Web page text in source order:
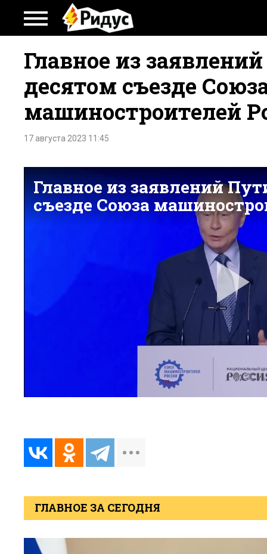
Главное из
десятом съезде
машиностроителей
17 августа 2023 11:45
ГЛАВНОЕ ЗА СЕГОДНЯ